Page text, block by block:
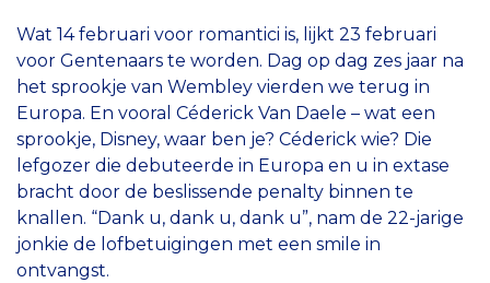
Wat 14 februari voor romantici is, lijkt 23 februari
voor Gentenaars te worden. Dag op dag zes jaar na
het sprookje van Wembley vierden we terug in
Europa. En vooral Céderick Van Daele – wat een
sprookje, Disney, waar ben je? Céderick wie? Die
lefgozer die debuteerde in Europa en u in extase
bracht door de beslissende penalty binnen te
knallen. “Dank u, dank u, dank u”, nam de 22-jarige
jonkie de lofbetuigingen met een smile in
ontvangst.